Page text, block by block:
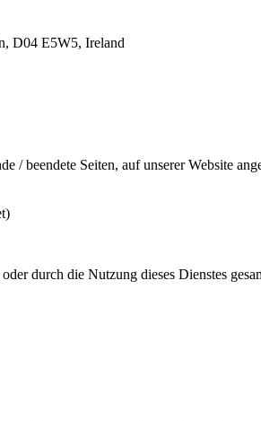
D04 E5W5, Ireland
/ beendete Seiten, auf unserer Website
durch die Nutzung dieses Dienstes